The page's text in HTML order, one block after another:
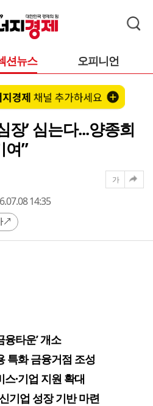
션뉴스 오피니언
장’ 심는다...양종희
여”
14:35
가
융타운’ 개소
특화 금융거점 조성
·기업 지원 확대
기업 성장 기반 마련